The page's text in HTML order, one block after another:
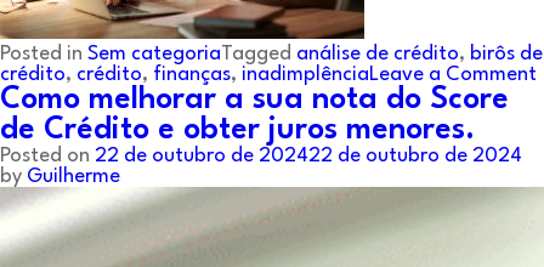
Posted in Sem categoriaTagged análise de crédito, birôs de
crédito, crédito, finanças, inadimplênciaLeave a Comment
Como melhorar a sua nota do Score
de Crédito e obter juros menores.
Posted on 22 de outubro de 202422 de outubro de 2024
by Guilherme